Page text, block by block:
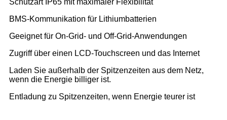
Schutzart IP65 mit maximaler Flexibilität
BMS-Kommunikation für Lithiumbatterien
Geeignet für On-Grid- und Off-Grid-Anwendungen
Zugriff über einen LCD-Touchscreen und das Internet
Laden Sie außerhalb der Spitzenzeiten aus dem Netz,
wenn die Energie billiger ist.
Entladung zu Spitzenzeiten, wenn Energie teurer ist